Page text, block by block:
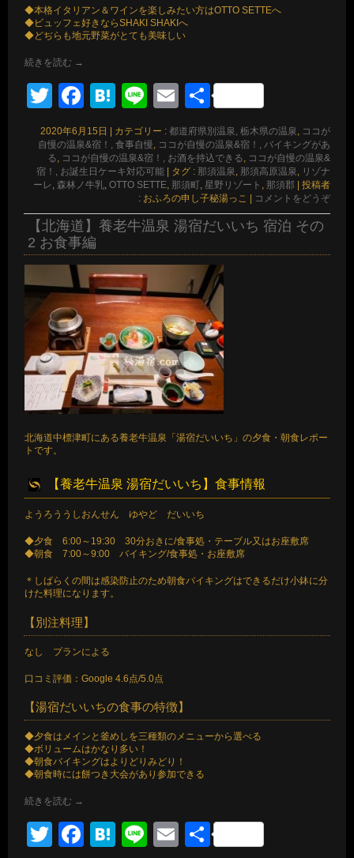
◆本格イタリアン＆ワインを楽しみたい方はOTTO SETTEへ
◆ビュッフェ好きならSHAKI SHAKIへ
◆どぢらも地元野菜がとても美味しい
続きを読む →
TwitterFacebook
Hatena
LineEmail
共
有
2020年6月15日 | カテゴリー : 都道府県別温泉, 栃木県の温泉
ココが
自慢の温泉&宿！, 食事自慢
ココが自慢の温泉&宿！, バイキングがあ
る
ココが自慢の温泉&宿！, お酒を持込できる
ココが自慢の温泉&
宿！, お誕生日ケーキ対応可能 | タグ : 那須温泉 那須高原温泉
リゾナ
ーレ 森林ノ牛乳 OTTO SETTE 那須町 星野リゾート 那須郡 | 投稿者
: おふろの申し子秘湯っこ | コメントをどうぞ
【北海道】養老牛温泉 湯宿だいいち 宿泊 その
2 お食事編
北海道中標津町にある養老牛温泉「湯宿だいいち」の夕食・朝食レポー
トです。
【養老牛温泉 湯宿だいいち】食事情報
ようろううしおんせん ゆやど だいいち
◆夕食 6:00～19:30 30分おきに/食事処・テーブル又はお座敷席
◆朝食 7:00～9:00 バイキング/食事処・お座敷席
＊しばらくの間は感染防止のため朝食バイキングはできるだけ小鉢に分
けた料理になります。
【別注料理】
なし プランによる
口コミ評価：Google 4.6点/5.0点
【湯宿だいいちの食事の特徴】
◆夕食はメインと釜めしを三種類のメニューから選べる
◆ボリュームはかなり多い！
◆朝食バイキングはよりどりみどり！
◆朝食時には餅つき大会があり参加できる
続きを読む →
TwitterFacebook
Hatena
LineEmail
共